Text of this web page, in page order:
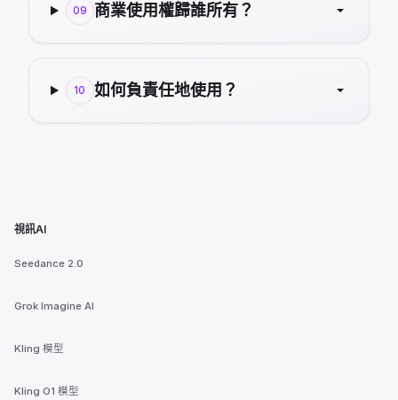
09 商業使用權歸誰所有？
10 如何負責任地使用？
視訊AI
Seedance 2.0
Grok Imagine AI
Kling 模型
Kling O1 模型